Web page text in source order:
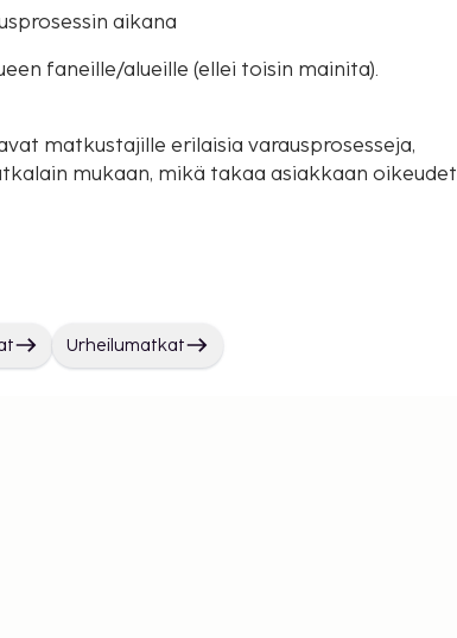
aikana
faneille/alueille (ellei toisin mainita).
matkustajille erilaisia varausprosesseja,
mukaan, mikä takaa asiakkaan oikeudet
Urheilumatkat